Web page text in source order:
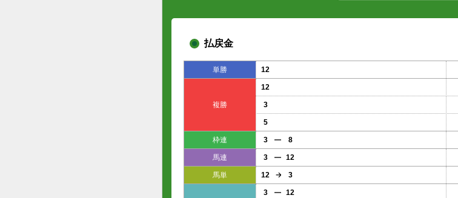
払戻金
単勝 12
複勝
12
3
5
枠連 3 8
馬連 3 12
馬単 12 3
3 12